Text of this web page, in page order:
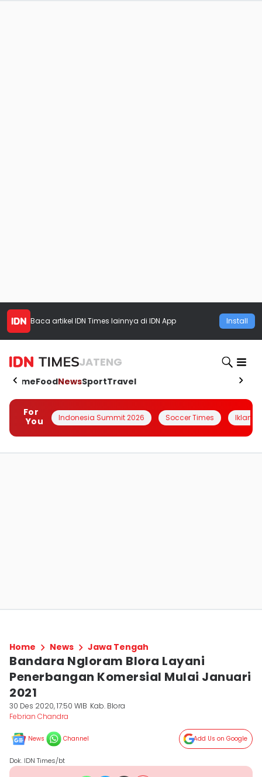
Baca artikel IDN Times lainnya di IDN App Install
JATENG
HomeFoodNewsSportTravel
For
You
Indonesia Summit 2026 Soccer Times Iklanin
Home News Jawa Tengah
Bandara Ngloram Blora Layani
Penerbangan Komersial Mulai Januari
2021
30 Des 2020, 17:50 WIB Kab. Blora
Febrian Chandra
News Channel Add Us on Google
Dok. IDN Times/bt